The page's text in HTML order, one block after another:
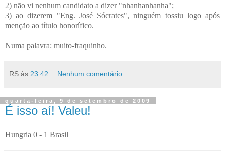
2) não vi nenhum candidato a dizer "nhanhanhanha";
3) ao dizerem "Eng. José Sócrates", ninguém tossiu logo após
menção ao título honorífico.
Numa palavra: muito-fraquinho.
RS às 23:42 Nenhum comentário:
quarta-feira, 9 de setembro de 2009
É isso aí! Valeu!
Hungria 0 - 1 Brasil